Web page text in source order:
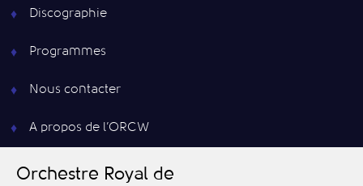
Discographie
Programmes
Nous contacter
A propos de l’ORCW
Orchestre Royal de